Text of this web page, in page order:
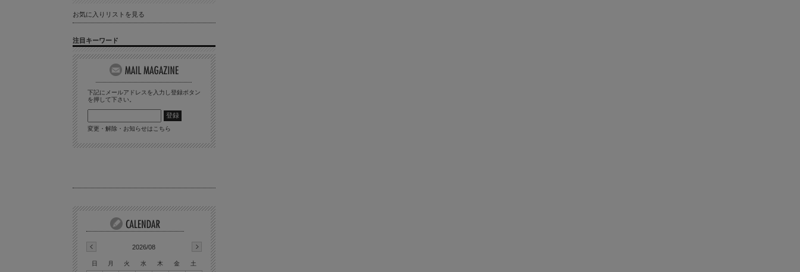
お気に入りリストを見る
注目キーワード
下記にメールアドレスを入力し登録ボタン
を押して下さい。
変更・解除・お知らせはこちら
2026/08
日 月 火 水 木 金
土